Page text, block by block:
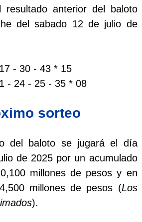
resultado anterior del baloto
del sabado 12 de julio de
- 30 - 43 * 15
- 24 - 25 - 35 * 08
sorteo
del baloto se jugará el día
de 2025 por un acumulado
millones de pesos y en
millones de pesos (Los
).